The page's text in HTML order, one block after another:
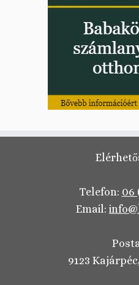
Telefon: 06
Email:
9123